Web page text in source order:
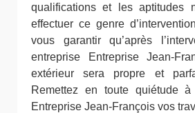
qualifications et les aptitudes
effectuer ce genre
vous garantir qu’après
entreprise Entreprise Jean-
extérieur sera propre et
Remettez en toute quiétude à
Entreprise Jean-François vos